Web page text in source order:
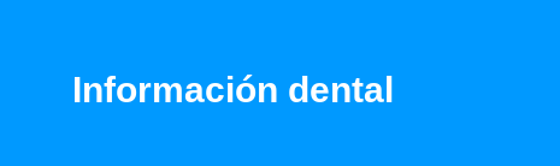
Información dental